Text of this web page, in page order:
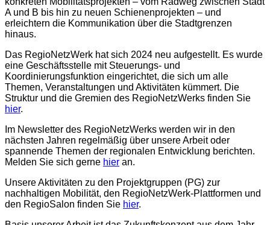
A und B bis hin zu neuen Schienenprojekten – und
erleichtern die Kommunikation über die Stadtgrenzen
hinaus.
Das RegioNetzWerk hat sich 2024 neu aufgestellt. Es wurde
eine Geschäftsstelle mit Steuerungs- und
Koordinierungsfunktion eingerichtet, die sich um alle
Themen, Veranstaltungen und Aktivitäten kümmert. Die
Struktur und die Gremien des RegioNetzWerks finden Sie
hier.
Im Newsletter des RegioNetzWerks werden wir in den
nächsten Jahren regelmäßig über unsere Arbeit oder
spannende Themen der regionalen Entwicklung berichten.
Melden Sie sich gerne hier an.
Unsere Aktivitäten zu den Projektgruppen (PG) zur
nachhaltigen Mobilität, den RegioNetzWerk-Plattformen und
den RegioSalon finden Sie hier.